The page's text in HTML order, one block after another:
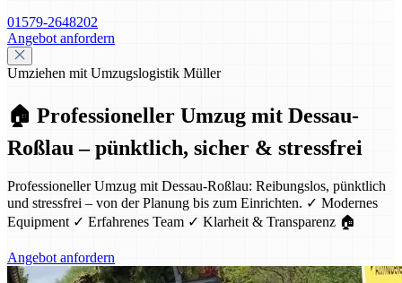
01579-2648202
Angebot anfordern
Umziehen mit Umzugslogistik Müller
🏠 Professioneller Umzug mit Dessau-
Roßlau – pünktlich, sicher & stressfrei
Professioneller Umzug mit Dessau-Roßlau: Reibungslos, pünktlich
und stressfrei – von der Planung bis zum Einrichten. ✓ Modernes
Equipment ✓ Erfahrenes Team ✓ Klarheit & Transparenz 🏠
Angebot anfordern